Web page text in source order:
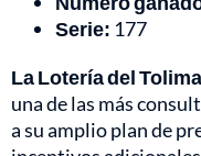
Serie: 177
La Lotería del Tolima
una de las más
a su amplio plan de